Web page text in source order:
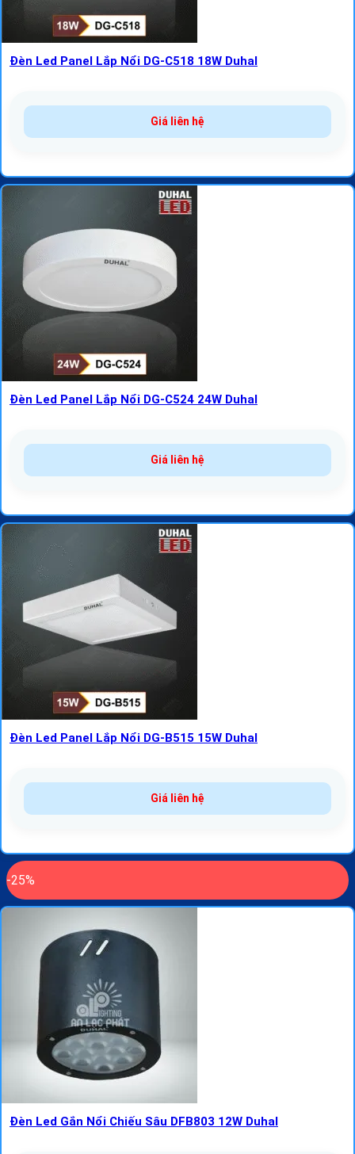
Đèn Led Panel Lắp Nổi DG-C518 18W Duhal
Giá liên hệ
Đèn Led Panel Lắp Nổi DG-C524 24W Duhal
Giá liên hệ
Đèn Led Panel Lắp Nổi DG-B515 15W Duhal
Giá liên hệ
-25%
Đèn Led Gắn Nổi Chiếu Sâu DFB803 12W Duhal